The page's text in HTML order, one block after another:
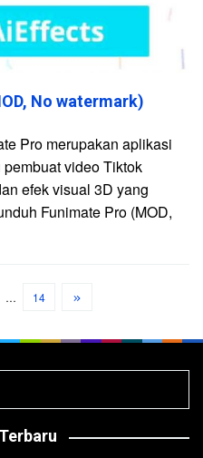
No watermark)
Pro merupakan aplikasi
video Tiktok
efek visual 3D yang
Funimate Pro (MOD,
… 14